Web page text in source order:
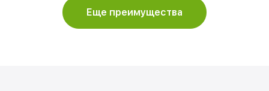
Еще преимущества